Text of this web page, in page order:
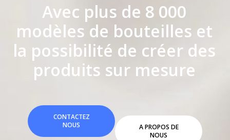
Avec plus de 8 000
modèles de bouteilles et
la possibilité de créer des
produits sur mesure
CONTACTEZ
NOUS
A PROPOS DE
NOUS